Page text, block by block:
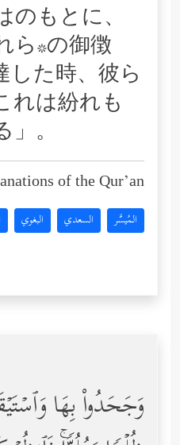
もとに、
ら*の御徴
した時、彼ら
れは紛れも
。
of the Qur’an:
المُيسَّر السعدي البغوي
وَجَحَدُواْ بِهَا